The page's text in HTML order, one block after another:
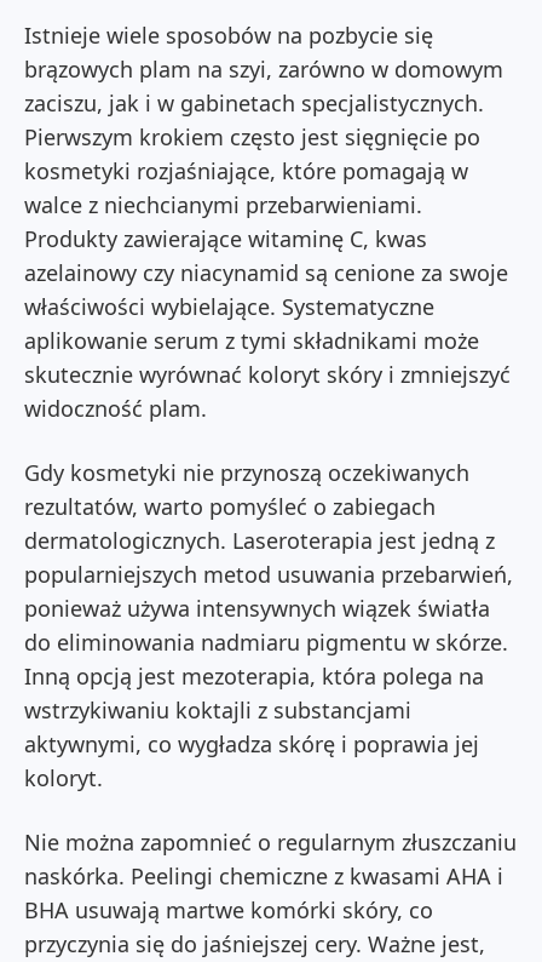
Istnieje wiele sposobów na pozbycie się
brązowych plam na szyi, zarówno w domowym
zaciszu, jak i w gabinetach specjalistycznych.
Pierwszym krokiem często jest sięgnięcie po
kosmetyki rozjaśniające, które pomagają w
walce z niechcianymi przebarwieniami.
Produkty zawierające witaminę C, kwas
azelainowy czy niacynamid są cenione za swoje
właściwości wybielające. Systematyczne
aplikowanie serum z tymi składnikami może
skutecznie wyrównać koloryt skóry i zmniejszyć
widoczność plam.
Gdy kosmetyki nie przynoszą oczekiwanych
rezultatów, warto pomyśleć o zabiegach
dermatologicznych. Laseroterapia jest jedną z
popularniejszych metod usuwania przebarwień,
ponieważ używa intensywnych wiązek światła
do eliminowania nadmiaru pigmentu w skórze.
Inną opcją jest mezoterapia, która polega na
wstrzykiwaniu koktajli z substancjami
aktywnymi, co wygładza skórę i poprawia jej
koloryt.
Nie można zapomnieć o regularnym złuszczaniu
naskórka. Peelingi chemiczne z kwasami AHA i
BHA usuwają martwe komórki skóry, co
przyczynia się do jaśniejszej cery. Ważne jest,